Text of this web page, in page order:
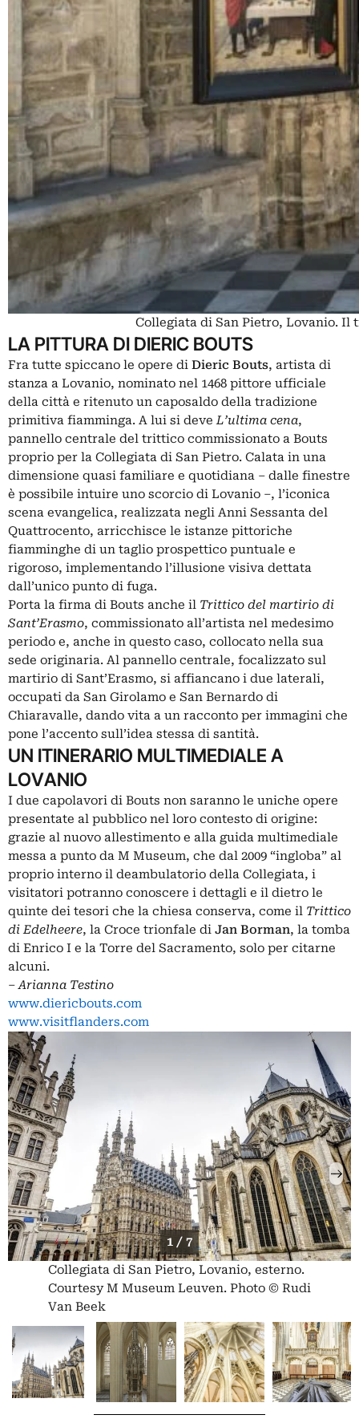
Collegiata di San Pietro, Lovanio. Il
LA PITTURA DI DIERIC BOUTS
Fra tutte spiccano le opere di Dieric Bouts, artista di
stanza a Lovanio, nominato nel 1468 pittore ufficiale
della città e ritenuto un caposaldo della tradizione
primitiva fiamminga. A lui si deveL’ultima cena,
pannello centrale del trittico commissionato a Bouts
proprio per la Collegiata di San Pietro. Calata in una
dimensione quasi familiare e quotidiana – dalle finestre
è possibile intuire uno scorcio di Lovanio –, l’iconica
scena evangelica, realizzata negli Anni Sessanta del
Quattrocento, arricchisce le istanze pittoriche
fiamminghe di un taglio prospettico puntuale e
rigoroso, implementando l’illusione visiva dettata
dall’unico punto di fuga.
Porta la firma di Bouts anche il Trittico del martirio di
Sant’Erasmo, commissionato all’artista nel medesimo
periodo e, anche in questo caso, collocato nella sua
sede originaria. Al pannello centrale, focalizzato sul
martirio di Sant’Erasmo, si affiancano i due laterali,
occupati da San Girolamo e San Bernardo di
Chiaravalle, dando vita a un racconto per immagini che
pone l’accento sull’idea stessa di santità.
UN ITINERARIO MULTIMEDIALE A
LOVANIO
I due capolavori di Bouts non saranno le uniche opere
presentate al pubblico nel loro contesto di origine:
grazie al nuovo allestimento e alla guida multimediale
messa a punto da M Museum, che dal 2009 “ingloba” al
proprio interno il deambulatorio della Collegiata, i
visitatori potranno conoscere i dettagli e il dietro le
quinte dei tesori che la chiesa conserva, come il Trittico
diEdelheere, la Croce trionfale di Jan Borman, la tomba
di Enrico I e la Torre del Sacramento, solo per citarne
alcuni.
‒Arianna Testino
www.diericbouts.com
www.visitflanders.com
1 / 7
Collegiata di San Pietro, Lovanio, esterno.
Courtesy M Museum Leuven. Photo © Rudi
Van Beek